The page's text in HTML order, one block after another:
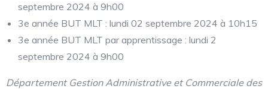
septembre 2024 à 9h00
3e année BUT MLT : lundi 02 septembre 2024 à 10h15
3e année BUT MLT par apprentissage : lundi 2
septembre 2024 à 9h00
Département Gestion Administrative et Commerciale des